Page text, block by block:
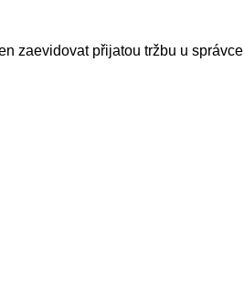
zaevidovat přijatou tržbu u správce